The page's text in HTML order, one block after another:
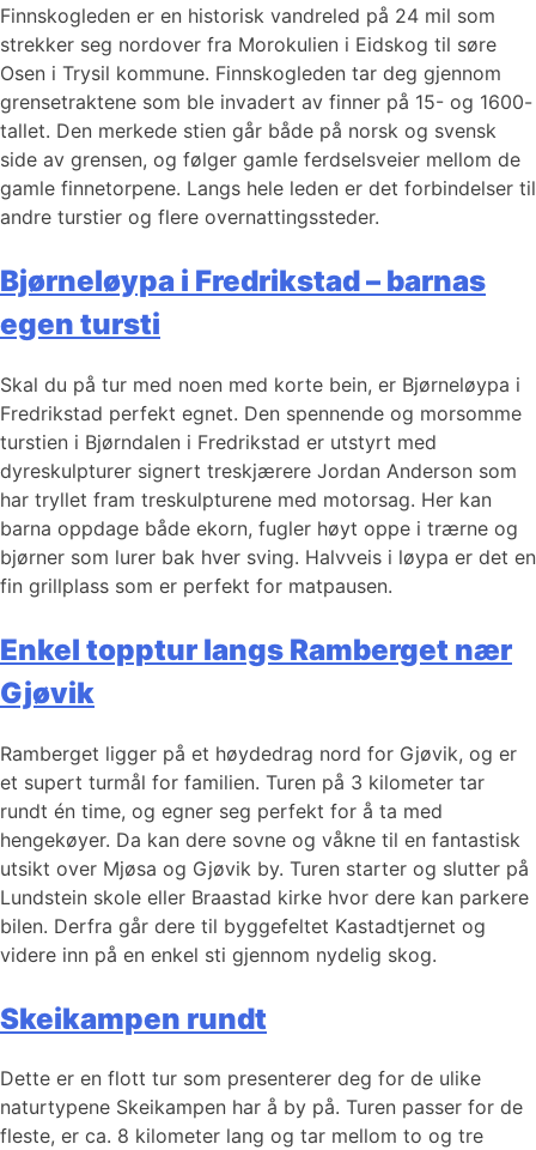
Finnskogleden er en historisk vandreled på 24 mil som
strekker seg nordover fra Morokulien i Eidskog til søre
Osen i Trysil kommune. Finnskogleden tar deg gjennom
grensetraktene som ble invadert av finner på 15- og 1600-
tallet. Den merkede stien går både på norsk og svensk
side av grensen, og følger gamle ferdselsveier mellom de
gamle finnetorpene. Langs hele leden er det forbindelser til
andre turstier og flere overnattingssteder.
Bjørneløypa i Fredrikstad – barnas
egen tursti
Skal du på tur med noen med korte bein, er Bjørneløypa i
Fredrikstad perfekt egnet. Den spennende og morsomme
turstien i Bjørndalen i Fredrikstad er utstyrt med
dyreskulpturer signert treskjærere Jordan Anderson som
har tryllet fram treskulpturene med motorsag. Her kan
barna oppdage både ekorn, fugler høyt oppe i trærne og
bjørner som lurer bak hver sving. Halvveis i løypa er det en
fin grillplass som er perfekt for matpausen.
Enkel topptur langs Ramberget nær
Gjøvik
Ramberget ligger på et høydedrag nord for Gjøvik, og er
et supert turmål for familien. Turen på 3 kilometer tar
rundt én time, og egner seg perfekt for å ta med
hengekøyer. Da kan dere sovne og våkne til en fantastisk
utsikt over Mjøsa og Gjøvik by. Turen starter og slutter på
Lundstein skole eller Braastad kirke hvor dere kan parkere
bilen. Derfra går dere til byggefeltet Kastadtjernet og
videre inn på en enkel sti gjennom nydelig skog.
Skeikampen rundt
Dette er en flott tur som presenterer deg for de ulike
naturtypene Skeikampen har å by på. Turen passer for de
fleste, er ca. 8 kilometer lang og tar mellom to og tre